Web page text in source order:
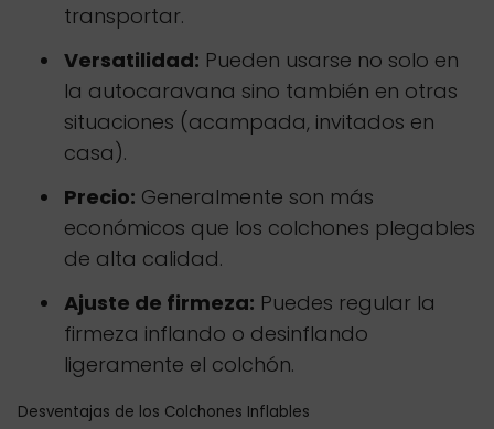
transportar.
Versatilidad: Pueden usarse no solo en
la autocaravana sino también en otras
situaciones (acampada, invitados en
casa).
Precio: Generalmente son más
económicos que los colchones plegables
de alta calidad.
Ajuste de firmeza: Puedes regular la
firmeza inflando o desinflando
ligeramente el colchón.
Desventajas de los Colchones Inflables